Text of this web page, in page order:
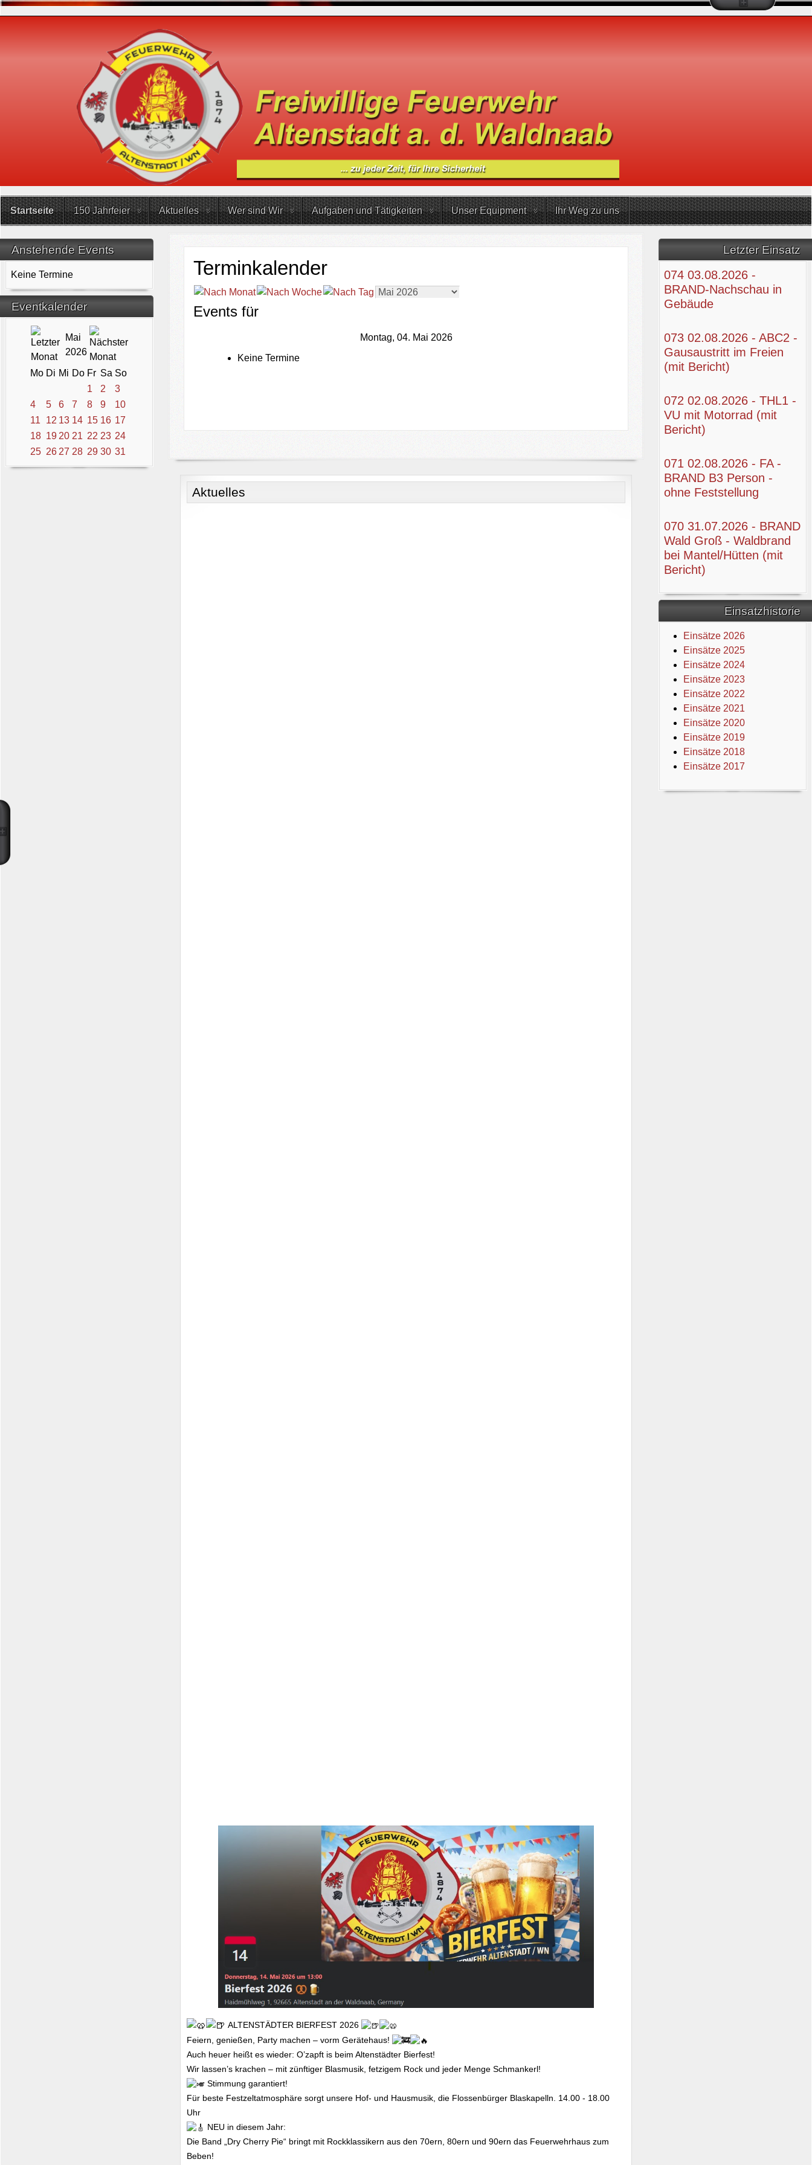
Startseite 150 Jahrfeier Aktuelles Wer sind Wir Aufgaben und Tätigkeiten Unser Equipment Ihr Weg zu uns
Anstehende Events
Keine Termine
Eventkalender
Mai
2026
Mo Di Mi Do Fr Sa So
1
2
3
4
5 6 7 8 9
10
11
12 13 14 15 16 17
18 19 20 21 22 23 24
25 26 27 28 29 30 31
Letzter Einsatz
074 03.08.2026 -
BRAND-Nachschau in
Gebäude
073 02.08.2026 - ABC2 -
Gausaustritt im Freien
(mit Bericht)
072 02.08.2026 - THL1 -
VU mit Motorrad (mit
Bericht)
071 02.08.2026 - FA -
BRAND B3 Person -
ohne Feststellung
070 31.07.2026 - BRAND
Wald Groß - Waldbrand
bei Mantel/Hütten (mit
Bericht)
Einsatzhistorie
Einsätze 2026
Einsätze 2025
Einsätze 2024
Einsätze 2023
Einsätze 2022
Einsätze 2021
Einsätze 2020
Einsätze 2019
Einsätze 2018
Einsätze 2017
Terminkalender
Events für
Montag, 04. Mai 2026
Keine Termine
Aktuelles
ALTENSTÄDTER BIERFEST 2026
Feiern, genießen, Party machen – vorm Gerätehaus!
Auch heuer heißt es wieder: O’zapft is beim Altenstädter Bierfest!
Wir lassen’s krachen – mit zünftiger Blasmusik, fetzigem Rock und jeder Menge Schmankerl!
Stimmung garantiert!
Für beste Festzeltatmosphäre sorgt unsere Hof- und Hausmusik, die Flossenbürger Blaskapelln. 14.00 - 18.00
Uhr
NEU in diesem Jahr:
Die Band „Dry Cherry Pie“ bringt mit Rockklassikern aus den 70ern, 80ern und 90ern das Feuerwehrhaus zum
Beben!